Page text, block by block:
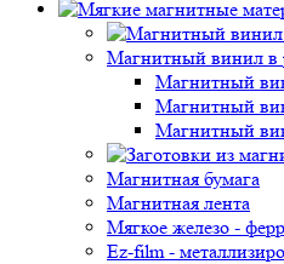
Магнитный винил в
Магнитный
Магнитный
Магнитный
Магнитная бумага
Магнитная лента
Мягкое железо -
Ez-film -